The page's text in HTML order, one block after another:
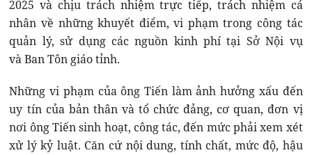
2025 và chịu trách nhiệm trực tiếp, trách nhiệm cá
nhân về những khuyết điểm, vi phạm trong công tác
quản lý, sử dụng các nguồn kinh phí tại Sở Nội vụ
và Ban Tôn giáo tỉnh.
Những vi phạm của ông Tiến làm ảnh hưởng xấu đến
uy tín của bản thân và tổ chức đảng, cơ quan, đơn vị
nơi ông Tiến sinh hoạt, công tác, đến mức phải xem xét
xử lý kỷ luật. Căn cứ nội dung, tính chất, mức độ, hậu